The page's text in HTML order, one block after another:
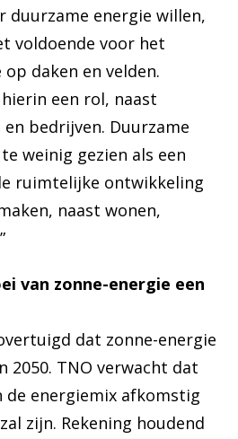
duurzame energie willen,
voldoende voor het
daken en velden.
een rol, naast
bedrijven. Duurzame
weinig gezien als een
ruimtelijke ontwikkeling
naast wonen,
van zonne-energie een
dat zonne-energie
2050. TNO verwacht dat
de energiemix afkomstig
zijn. Rekening houdend